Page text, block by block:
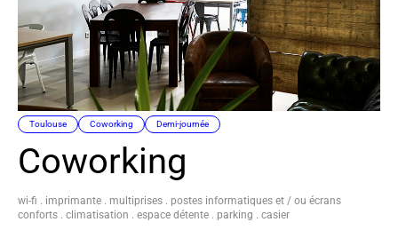
Toulouse Coworking Demi-journée
Coworking
wi-fi . imprimante . multiprises . postes informatiques et / ou écrans
conforts . climatisation . espace détente . parking . casier